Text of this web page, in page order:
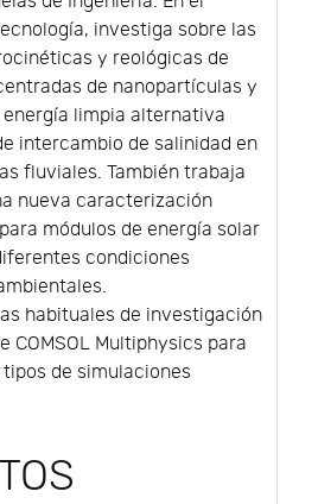
investiga sobre las
y reológicas de
de nanopartículas y
limpia alternativa
intercambio de salinidad en
fluviales. También trabaja
nueva caracterización
módulos de energía solar
condiciones
habituales de investigación
COMSOL Multiphysics para
de simulaciones